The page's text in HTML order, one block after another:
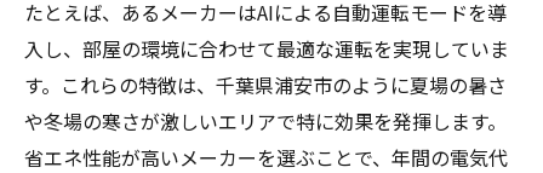
たとえば、あるメーカーはAIによる自動運転モードを導
入し、部屋の環境に合わせて最適な運転を実現していま
す。これらの特徴は、千葉県浦安市のように夏場の暑さ
や冬場の寒さが激しいエリアで特に効果を発揮します。
省エネ性能が高いメーカーを選ぶことで、年間の電気代